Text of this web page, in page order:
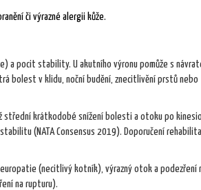
či výrazné alergii kůže.
a pocit stability. U akutního výronu pomůže s
bolest v klidu, noční budění, znecitlivění prstů nebo
střední krátkodobé snížení bolesti a otoku po
(NATA Consensus 2019). Doporučení
(necitlivý kotník), výrazný otok a podezření
na rupturu).